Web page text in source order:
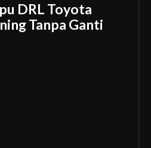
DRL Toyota
Tanpa Ganti